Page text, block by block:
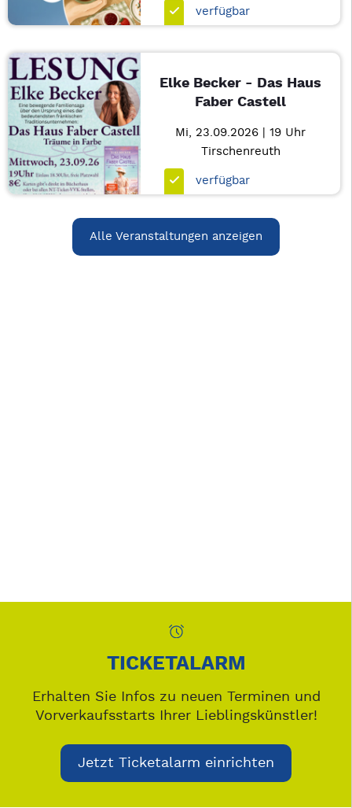
verfügbar
Elke Becker - Das Haus
Faber Castell
Mi, 23.09.2026 | 19 Uhr
Tirschenreuth
verfügbar
Alle Veranstaltungen anzeigen
TICKETALARM
Erhalten Sie Infos zu neuen Terminen und
Vorverkaufsstarts Ihrer Lieblingskünstler!
Jetzt Ticketalarm einrichten